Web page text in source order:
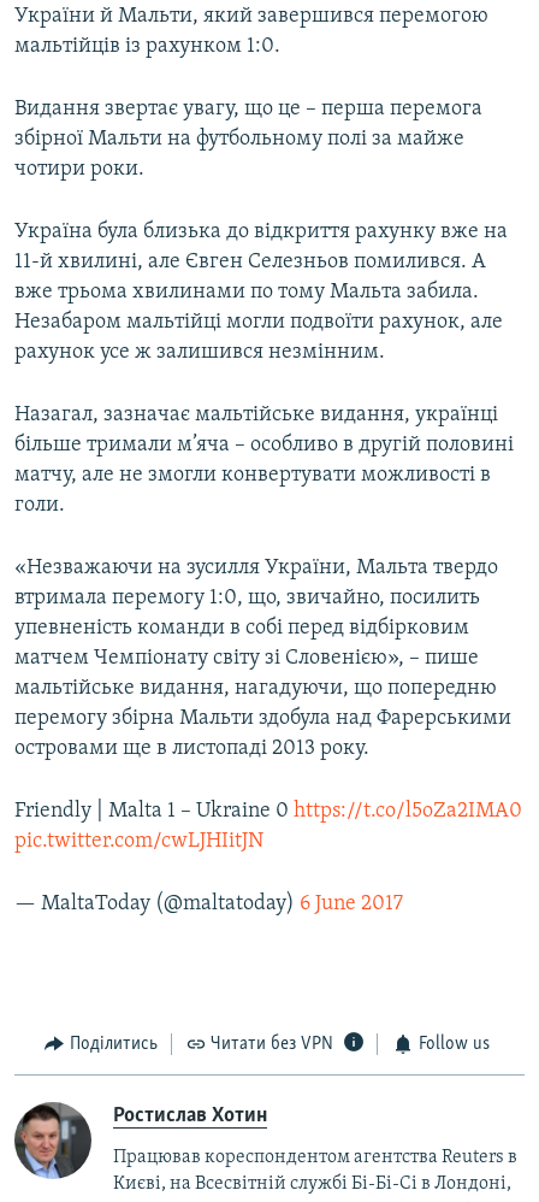
України й Мальти, який завершився перемогою
мальтійців із рахунком 1:0.
Видання звертає увагу, що це – перша перемога
збірної Мальти на футбольному полі за майже
чотири роки.
Україна була близька до відкриття рахунку вже на
11-й хвилині, але Євген Селезньов помилився. А
вже трьома хвилинами по тому Мальта забила.
Незабаром мальтійці могли подвоїти рахунок, але
рахунок усе ж залишився незмінним.
Назагал, зазначає мальтійське видання, українці
більше тримали м’яча – особливо в другій половині
матчу, але не змогли конвертувати можливості в
голи.
«Незважаючи на зусилля України, Мальта твердо
втримала перемогу 1:0, що, звичайно, посилить
упевненість команди в собі перед відбірковим
матчем Чемпіонату світу зі Словенією», – пише
мальтійське видання, нагадуючи, що попередню
перемогу збірна Мальти здобула над Фарерськими
островами ще в листопаді 2013 року.
Friendly | Malta 1 – Ukraine 0 https://t.co/l5oZa2IMA0
pic.twitter.com/cwLJHIitJN
— MaltaToday (@maltatoday) 6 June 2017
Поділитись Читати без VPN Follow us
Ростислав Хотин
Працював кореспондентом агентства Reuters в
Києві, на Всесвітній службі Бі-Бі-Сі в Лондоні,